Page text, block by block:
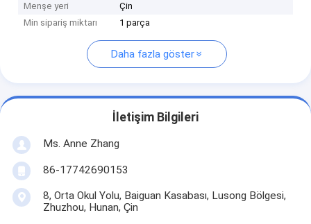
Menşe yeri
Çin
Min sipariş miktarı
1 parça
Daha fazla göster
İletişim Bilgileri
Ms. Anne Zhang
86-17742690153
8, Orta Okul Yolu, Baiguan Kasabası, Lusong Bölgesi,
Zhuzhou, Hunan, Çin